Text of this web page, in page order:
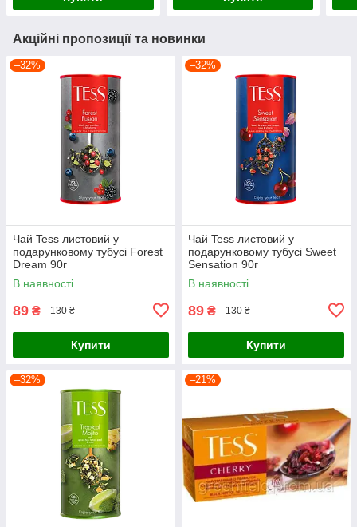
Акційні пропозиції та новинки
–32%
Чай Tess листовий у
подарунковому тубусі Forest
Dream 90г
В наявності
89 ₴ 130 ₴
Купити
–32%
Чай Tess листовий у
подарунковому тубусі Sweet
Sensation 90г
В наявності
89 ₴ 130 ₴
Купити
–32% –21%